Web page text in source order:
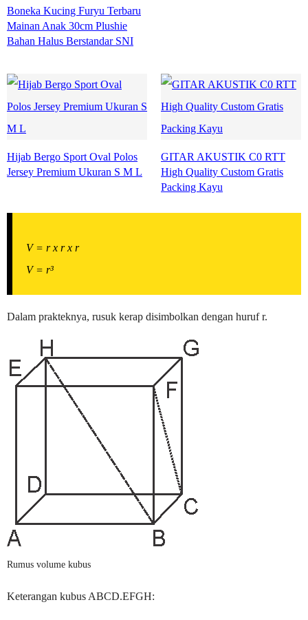
Boneka Kucing Furyu Terbaru
Mainan Anak 30cm Plushie
Bahan Halus Berstandar SNI
Hijab Bergo Sport Oval Polos
Jersey Premium Ukuran S M L
GITAR AKUSTIK C0 RTT
High Quality Custom Gratis
Packing Kayu
V = r x r x r
V = r³
Dalam prakteknya, rusuk kerap disimbolkan dengan huruf r.
Rumus volume kubus
Keterangan kubus ABCD.EFGH: